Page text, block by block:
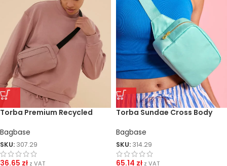
Torba Premium Recycled
Bagbase
SKU: 307.29
36.65 zł z VAT
Torba Sundae Cross Body
Bagbase
SKU: 314.29
65.14 zł z VAT